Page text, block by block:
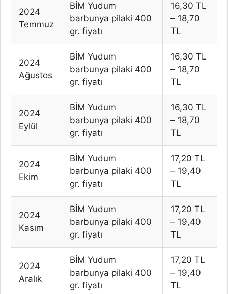
2024
Temmuz
BİM Yudum
barbunya pilaki 400
gr. fiyatı
16,30 TL
– 18,70
TL
2024
Ağustos
BİM Yudum
barbunya pilaki 400
gr. fiyatı
16,30 TL
– 18,70
TL
2024
Eylül
BİM Yudum
barbunya pilaki 400
gr. fiyatı
16,30 TL
– 18,70
TL
2024
Ekim
BİM Yudum
barbunya pilaki 400
gr. fiyatı
17,20 TL
– 19,40
TL
2024
Kasım
BİM Yudum
barbunya pilaki 400
gr. fiyatı
17,20 TL
– 19,40
TL
2024
Aralık
BİM Yudum
barbunya pilaki 400
gr. fiyatı
17,20 TL
– 19,40
TL